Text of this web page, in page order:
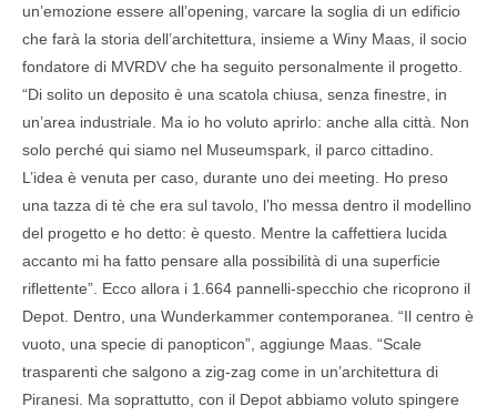
un’emozione essere all’opening, varcare la soglia di un edificio
che farà la storia dell’architettura, insieme a Winy Maas, il socio
fondatore di MVRDV che ha seguito personalmente il progetto.
“Di solito un deposito è una scatola chiusa, senza finestre, in
un’area industriale. Ma io ho voluto aprirlo: anche alla città. Non
solo perché qui siamo nel Museumspark, il parco cittadino.
L’idea è venuta per caso, durante uno dei meeting. Ho preso
una tazza di tè che era sul tavolo, l’ho messa dentro il modellino
del progetto e ho detto: è questo. Mentre la caffettiera lucida
accanto mi ha fatto pensare alla possibilità di una superficie
riflettente”. Ecco allora i 1.664 pannelli-specchio che ricoprono il
Depot. Dentro, una Wunderkammer contemporanea. “Il centro è
vuoto, una specie di panopticon”, aggiunge Maas. “Scale
trasparenti che salgono a zig-zag come in un’architettura di
Piranesi. Ma soprattutto, con il Depot abbiamo voluto spingere